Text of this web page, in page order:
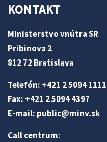
KONTAKT
Ministerstvo vnútra SR
Pribinova 2
812 72 Bratislava
Telefón: +421 2 5094 1111
Fax: +421 2 5094 4397
E-mail: public@minv.sk
Call centrum: